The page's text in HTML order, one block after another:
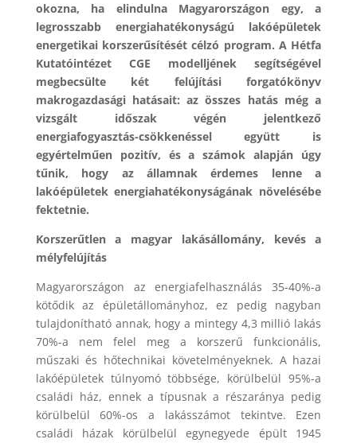
okozna, ha elindulna Magyarországon egy, a
legrosszabb energiahatékonyságú lakóépületek
energetikai korszerűsítését célzó program. A Hétfa
Kutatóintézet CGE modelljének segítségével
megbecsülte két felújítási forgatókönyv
makrogazdasági hatásait: az összes hatás még a
vizsgált időszak végén jelentkező
energiafogyasztás-csökkenéssel együtt is
egyértelműen pozitív, és a számok alapján úgy
tűnik, hogy az államnak érdemes lenne a
lakóépületek energiahatékonyságának növelésébe
fektetnie.
Korszerűtlen a magyar lakásállomány, kevés a
mélyfelújítás
Magyarországon az energiafelhasználás 35-40%-a
kötődik az épületállományhoz, ez pedig nagyban
tulajdonítható annak, hogy a mintegy 4,3 millió lakás
70%-a nem felel meg a korszerű funkcionális,
műszaki és hőtechnikai követelményeknek. A hazai
lakóépületek túlnyomó többsége, körülbelül 95%-a
családi ház, ennek a típusnak a részaránya pedig
körülbelül 60%-os a lakásszámot tekintve. Ezen
családi házak körülbelül egynegyede épült 1945